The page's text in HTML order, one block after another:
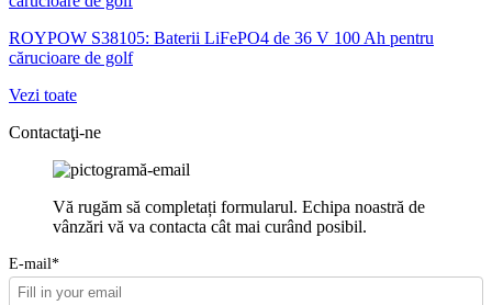
ROYPOW S38105: Baterii LiFePO4 de 36 V 100 Ah pentru
cărucioare de golf
Vezi toate
Contactaţi-ne
Vă rugăm să completați formularul. Echipa noastră de
vânzări vă va contacta cât mai curând posibil.
E-mail*